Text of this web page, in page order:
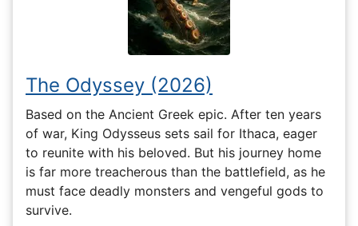
The Odyssey (2026)
Based on the Ancient Greek epic. After ten years
of war, King Odysseus sets sail for Ithaca, eager
to reunite with his beloved. But his journey home
is far more treacherous than the battlefield, as he
must face deadly monsters and vengeful gods to
survive.